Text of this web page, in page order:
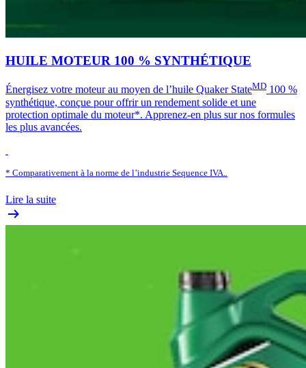
HUILE MOTEUR 100 % SYNTHÉTIQUE
Énergisez votre moteur au moyen de l’huile Quaker StateMD 100 %
synthétique, conçue pour offrir un rendement solide et une
protection optimale du moteur*. Apprenez-en plus sur nos formules
les plus avancées.
* Comparativement à la norme de l’industrie Sequence IVA.
Lire la suite